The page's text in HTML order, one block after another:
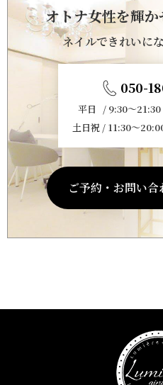
オトナ女性を輝
ネイルできれいに
050-
平日 / 9:30～21:30
土日祝 / 11:30～
ご予約・お問い